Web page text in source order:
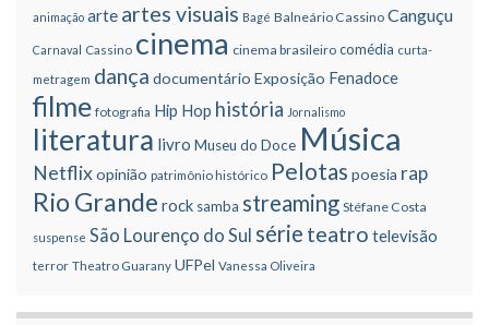
animação arte artes visuais Bagé Balneário Cassino Canguçu
Carnaval Cassino cinema cinema brasileiro comédia curta-
metragem dança documentário Exposição Fenadoce
filme fotografia Hip Hop história Jornalismo
literatura livro Museu do Doce Música
Netflixopinião patrimônio histórico Pelotas poesia rap
Rio Grande rock samba streaming Stéfane Costa
suspense São Lourenço do Sul série teatro televisão
terror Theatro Guarany UFPel Vanessa Oliveira